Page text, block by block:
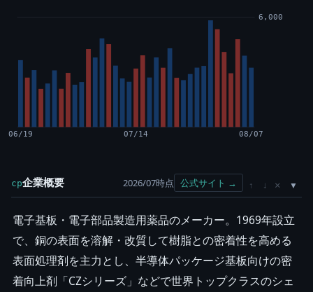
6,000
06/19 07/14 08/07
cp企業概要 2026/07時点 公式サイト → ↑ ↓ ×
電子基板・電子部品製造用薬品のメーカー。1969年設立
で、銅の表面を溶解・改質して樹脂との密着性を高める
表面処理剤を主力とし、半導体パッケージ基板向けの密
着向上剤「CZシリーズ」などで世界トップクラスのシェ